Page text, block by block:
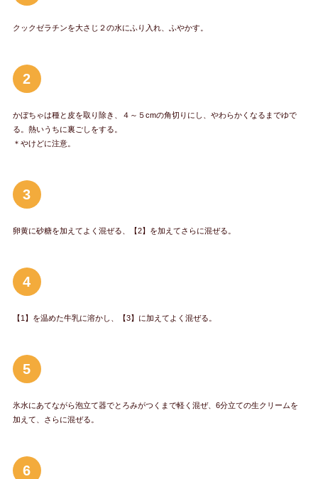
クックゼラチンを大さじ２の水にふり入れ、ふやかす。
2
かぼちゃは種と皮を取り除き、４～５cmの角切りにし、やわらかくなるまでゆで
る。熱いうちに裏ごしをする。
＊やけどに注意。
3
卵黄に砂糖を加えてよく混ぜる、【2】を加えてさらに混ぜる。
4
【1】を温めた牛乳に溶かし、【3】に加えてよく混ぜる。
5
氷水にあてながら泡立て器でとろみがつくまで軽く混ぜ、6分立ての生クリームを
加えて、さらに混ぜる。
6